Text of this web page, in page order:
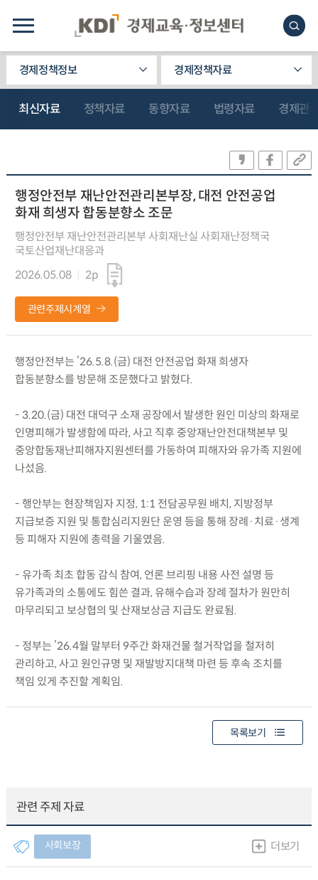
경제정책정보 경제정책자료
최신자료 정책자료 동향자료 법령자료 경제관
행정안전부 재난안전관리본부장, 대전 안전공업
화재 희생자 합동분향소 조문
행정안전부 재난안전관리본부 사회재난실 사회재난정책국
국토산업재난대응과
2026.05.08
2p
관련주제시계열
행정안전부는 ’26.5.8.(금) 대전 안전공업 화재 희생자
합동분향소를 방문해 조문했다고 밝혔다.
- 3.20.(금) 대전 대덕구 소재 공장에서 발생한 원인 미상의 화재로
인명피해가 발생함에 따라, 사고 직후 중앙재난안전대책본부 및
중앙합동재난피해자지원센터를 가동하여 피해자와 유가족 지원에
나섰음.
- 행안부는 현장책임자 지정, 1:1 전담공무원 배치, 지방정부
지급보증 지원 및 통합심리지원단 운영 등을 통해 장례·치료·생계
등 피해자 지원에 총력을 기울였음.
- 유가족 최초 합동 감식 참여, 언론 브리핑 내용 사전 설명 등
유가족과의 소통에도 힘쓴 결과, 유해수습과 장례 절차가 원만히
마무리되고 보상협의 및 산재보상금 지급도 완료됨.
- 정부는 ’26.4월 말부터 9주간 화재건물 철거작업을 철저히
관리하고, 사고 원인규명 및 재발방지대책 마련 등 후속 조치를
책임 있게 추진할 계획임.
목록보기
관련 주제 자료
사회보장 더보기